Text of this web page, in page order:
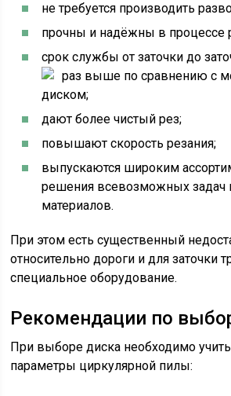
не требуется производить
прочны и надёжны в процессе
срок службы от заточки до
раз выше по сравнению с
диском;
дают более чистый рез;
повышают скорость резания;
выпускаются широким
решения всевозможных задач
материалов.
При этом есть существенный
относительно дороги и для заточки
специальное оборудование.
Рекомендации по
При выборе диска необходимо
параметры циркулярной пилы: